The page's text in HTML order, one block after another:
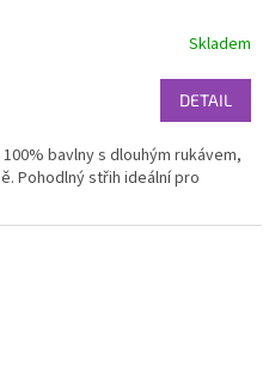
Skladem
DETAIL
bavlny s dlouhým rukávem,
Pohodlný střih ideální pro